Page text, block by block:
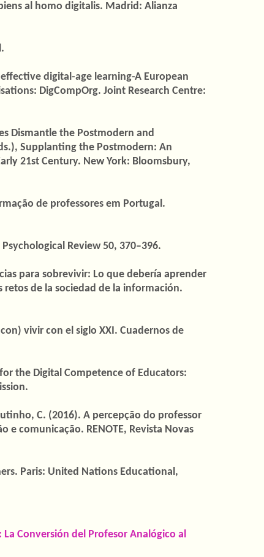
al homo digitalis. Madrid: Alianza
digital-age learning-A European
DigCompOrg. Joint Research Centre:
Dismantle the Postmodern and
Supplanting the Postmodern: An
21st Century. New York: Bloomsbury,
de professores em Portugal.
Review 50, 370–396.
para sobrevivir: Lo que debería aprender
de la sociedad de la información.
vivir con el siglo XXI. Cuadernos de
the Digital Competence of Educators:
C. (2016). A percepção do professor
e comunicação. RENOTE, Revista Novas
Paris: United Nations Educational,
Conversión del Profesor Analógico al